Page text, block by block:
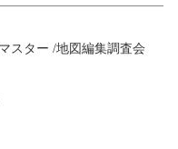
スター /地図編集調査会